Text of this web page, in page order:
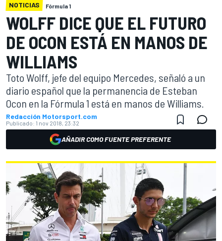
NOTICIAS Fórmula 1
WOLFF DICE QUE EL FUTURO
DE OCON ESTÁ EN MANOS DE
WILLIAMS
Toto Wolff, jefe del equipo Mercedes, señaló a un
diario español que la permanencia de Esteban
Ocon en la Fórmula 1 está en manos de Williams.
Redacción Motorsport.com
Publicado: 1 nov 2018, 23:32
AÑADIR COMO FUENTE PREFERENTE